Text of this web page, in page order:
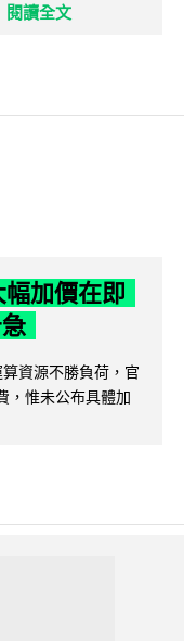
閱讀全文
加價在即
資源不勝負荷，官
，惟未公布具體加